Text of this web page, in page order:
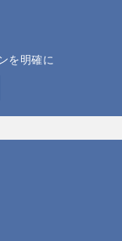
を明確に